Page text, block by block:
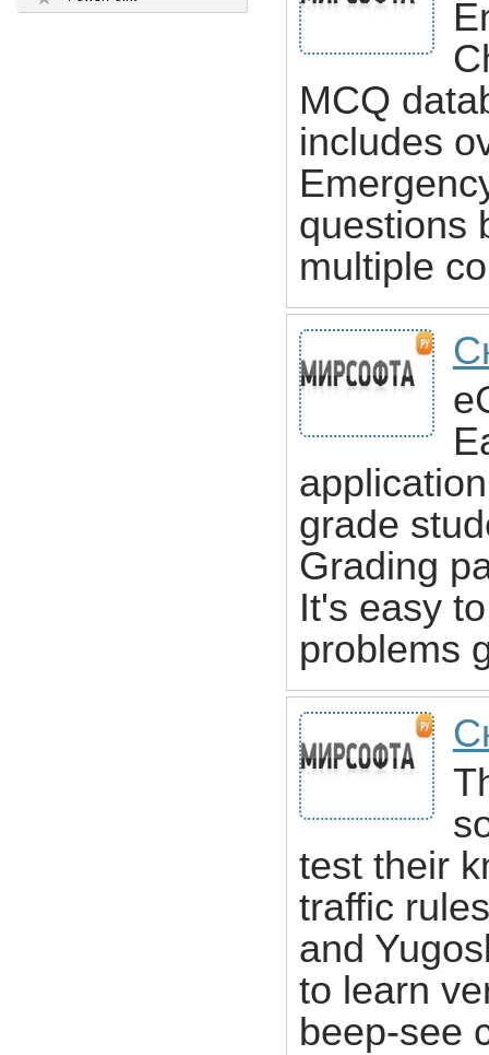
MCQ
includes
questions
multiple
grade
Grading
It's easy
problems
test their
traffic
and
to learn
beep-see